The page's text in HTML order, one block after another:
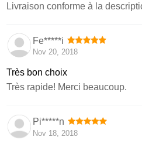
Livraison conforme à la
Fe*****i
Nov 20, 2018
Très bon choix
Très rapide! Merci beaucoup.
Pi*****n
Nov 18, 2018